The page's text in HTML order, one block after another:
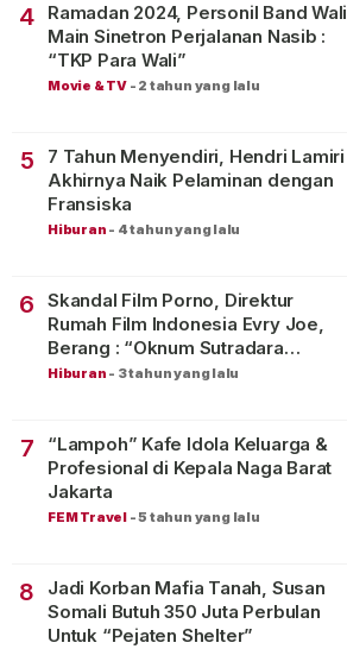
4
Ramadan 2024, Personil Band Wali
Main Sinetron Perjalanan Nasib :
“TKP Para Wali”
Movie & TV - 2 tahun yang lalu
5
7 Tahun Menyendiri, Hendri Lamiri
Akhirnya Naik Pelaminan dengan
Fransiska
Hiburan - 4 tahun yang lalu
6
Skandal Film Porno, Direktur
Rumah Film Indonesia Evry Joe,
Berang : “Oknum Sutradara
Merusak Perfilman Indonesia”!
Hiburan - 3 tahun yang lalu
7
“Lampoh” Kafe Idola Keluarga &
Profesional di Kepala Naga Barat
Jakarta
FEM Travel -5 tahun yang lalu
8
Jadi Korban Mafia Tanah, Susan
Somali Butuh 350 Juta Perbulan
Untuk “Pejaten Shelter”